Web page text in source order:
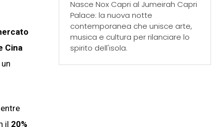
Cina
il 20%
Nasce Nox Capri al Jumeirah Capri
Palace: la nuova notte
contemporanea che unisce arte,
musica e cultura per rilanciare lo
spirito dell'isola.